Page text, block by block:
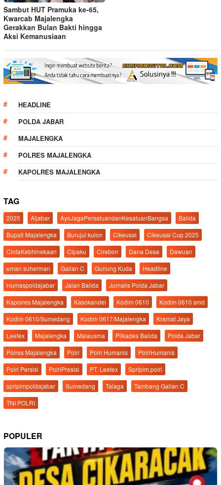
Sambut HUT Pramuka ke-65,
Kwarcab Majalengka
Gerakkan Bulan Bakti hingga
Aksi Kemanusiaan
HEADLINE
POLDA JABAR
MAJALENGKA
POLRES MAJALENGKA
KAPOLRES MAJALENGKA
TAG
2025 Aljabar AyoJagaPersatuandanKesatuanBangsa
Balida
Bupati Majalengka
Burujul kulon Cikeusal
Cikeusal Cup 2025
CintaKebhinekaan
Cipaku Cirebon Dana Desa
Dawuan
eman suherman
Galian C Gunung Kuda
Headline
Humaspoldajabar
Jalan Balida
Jurnalis Polda Jabar
Kapolres Majalengka
Kasokandel Kodim 0610
Kodim 0610 smd
Kodim 0610/Sumedang
Kodim 0617/Majalengka
Kramat Jaya
Leetex
Majalengka Malausma Pilkades Balida
Polda Jabar
Polres Majalengka
Polri Polri Humanis
PolriHumanis
Polri Persisi
PolriPresisi PT. Leetex
Spripim.polri
spripimpoldajabar
Sumedang Talaga
Tambang Galian C
TNI POLRI
POPULER